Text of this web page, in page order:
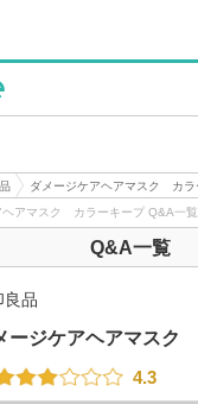
ダメージケアヘアマスク カラ
ヘアマスク カラーキープ Q&A一覧
Q&A一覧
良品
ージケアヘアマスク
4.3